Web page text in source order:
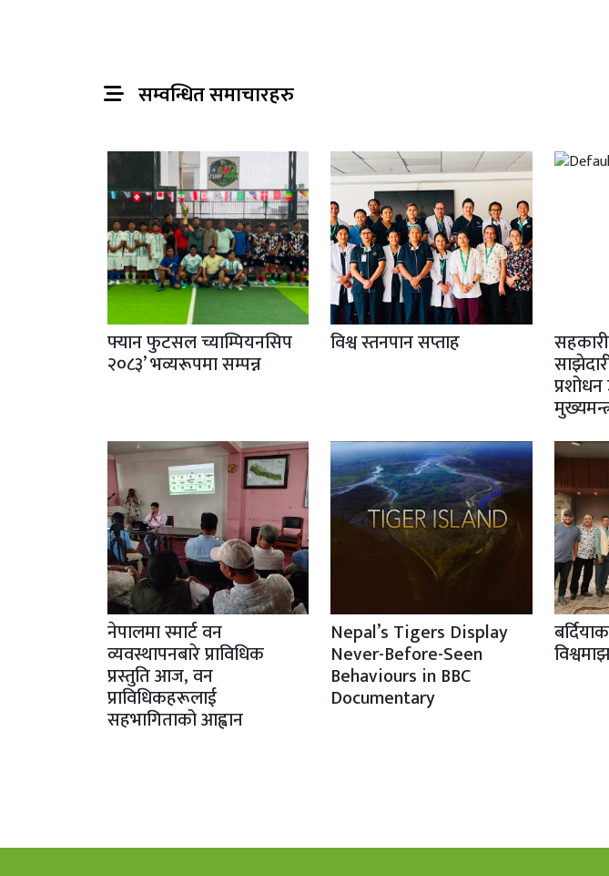
सम्वन्धित समाचारहरु
फ्यान फुटसल च्याम्पियनसिप
२०८३’ भव्यरूपमा सम्पन्न
विश्व स्तनपान सप्ताह
नेपालमा स्मार्ट वन
व्यवस्थापनबारे प्राविधिक
प्रस्तुति आज, वन
प्राविधिकहरूलाई
सहभागिताको आह्वान
Nepal’s Tigers Display
Never-Before-Seen
Behaviours in BBC
Documentary
विश्वमाझ